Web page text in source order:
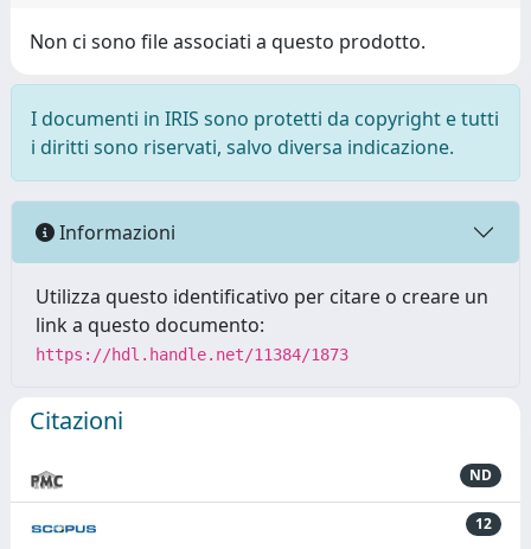
Non ci sono file associati a questo prodotto.
I documenti in IRIS sono protetti da copyright e tutti
i diritti sono riservati, salvo diversa indicazione.
Informazioni
Utilizza questo identificativo per citare o creare un
link a questo documento:
https://hdl.handle.net/11384/1873
Citazioni
ND
12